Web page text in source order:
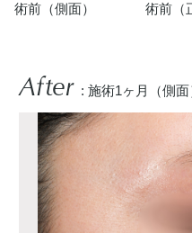
術前（側面） 術前（
After : 施術1ヶ月（側面